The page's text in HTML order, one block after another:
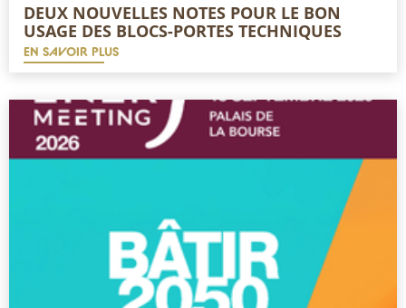
DEUX NOUVELLES NOTES POUR LE BON
USAGE DES BLOCS-PORTES TECHNIQUES
EN SAVOIR PLUS